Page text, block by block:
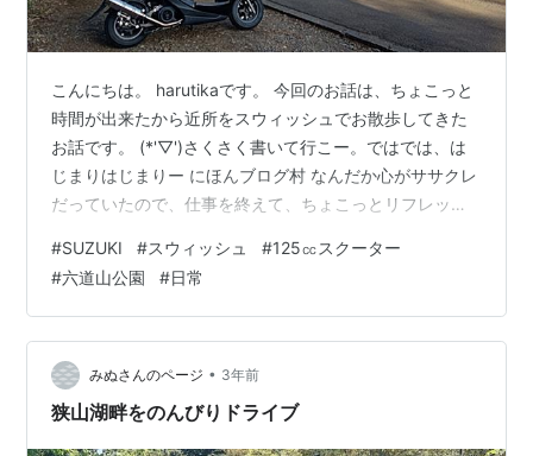
こんにちは。 harutikaです。 今回のお話は、ちょこっと
時間が出来たから近所をスウィッシュでお散歩してきた
お話です。 (*'▽')さくさく書いて行こー。ではでは、は
じまりはじまりー にほんブログ村 なんだか心がササクレ
だっていたので、仕事を終えて、ちょこっとリフレッシ
おー。あいぼー、ちょっと走ろう！ 陽が暮れる前には帰
宅したいので、近場で...。 頭の中で、いくつかの場所を
ピックアップして...。 (*'▽')決めたぞ！六道山の展望台か
ら空と山と、街を眺めよう ってな訳で、 向かった先はコ
コ。 六道山公園。 (*'▽')ギリギリ東…
#SUZUKI #スウィッシュ #125㏄スクーター
#六道山公園 #日常
みぬさんのページ • 3年前
狭山湖畔をのんびりドライブ